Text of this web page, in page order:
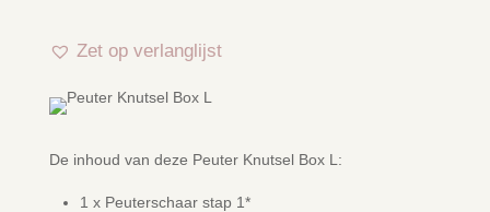
Zet op verlanglijst
De inhoud van deze Peuter Knutsel Box L:
1 x Peuterschaar stap 1*